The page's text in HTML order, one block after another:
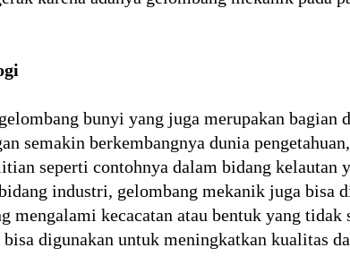
bunyi yang juga merupakan bagian
semakin berkembangnya dunia
seperti contohnya dalam bidang kelautan
industri, gelombang mekanik juga bisa
mengalami kecacatan atau bentuk yang tidak
digunakan untuk meningkatkan kualitas